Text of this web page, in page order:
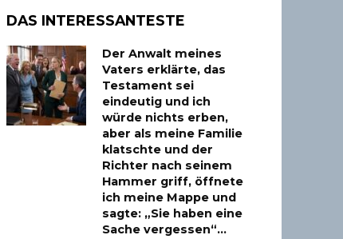
DAS INTERESSANTESTE
Der Anwalt meines
Vaters erklärte, das
Testament sei
eindeutig und ich
würde nichts erben,
aber als meine Familie
klatschte und der
Richter nach seinem
Hammer griff, öffnete
ich meine Mappe und
sagte: „Sie haben eine
Sache vergessen“…